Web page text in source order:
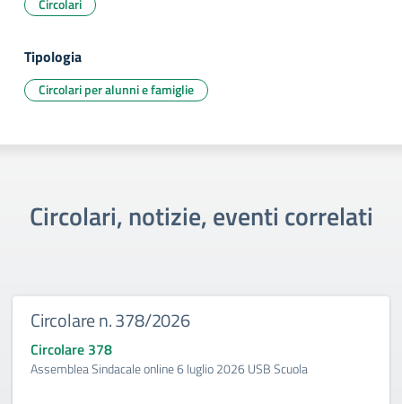
Circolari
Tipologia
Circolari per alunni e famiglie
Circolari, notizie, eventi correlati
Circolare n. 378/2026
Circolare 378
Assemblea Sindacale online 6 luglio 2026 USB Scuola